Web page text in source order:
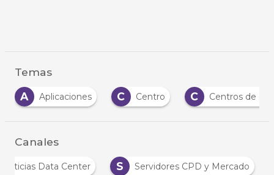
Temas
Aplicaciones Centro Centros de datos
Canales
Noticias Data Center S Servidores CPD y Mercado